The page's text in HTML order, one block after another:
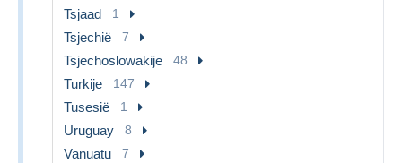
Tsjaad 1
Tsjechië 7
Tsjechoslowakije 48
Turkije 147
Tusesië 1
Uruguay 8
Vanuatu 7